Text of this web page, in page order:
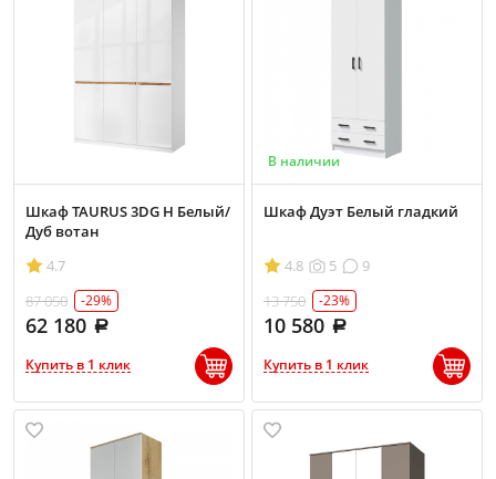
Шкаф TAURUS 3DG H Белый/
Дуб вотан
4.7
87 050
-29%
62 180
Купить в 1 клик
В наличии
Шкаф Дуэт Белый гладкий
4.8 5
9
13 750
-23%
10 580
Купить в 1 клик